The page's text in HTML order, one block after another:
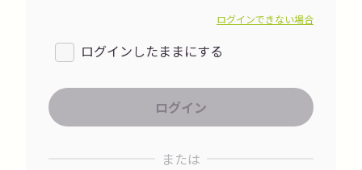
ログインできない場合
ログインしたままにする
または